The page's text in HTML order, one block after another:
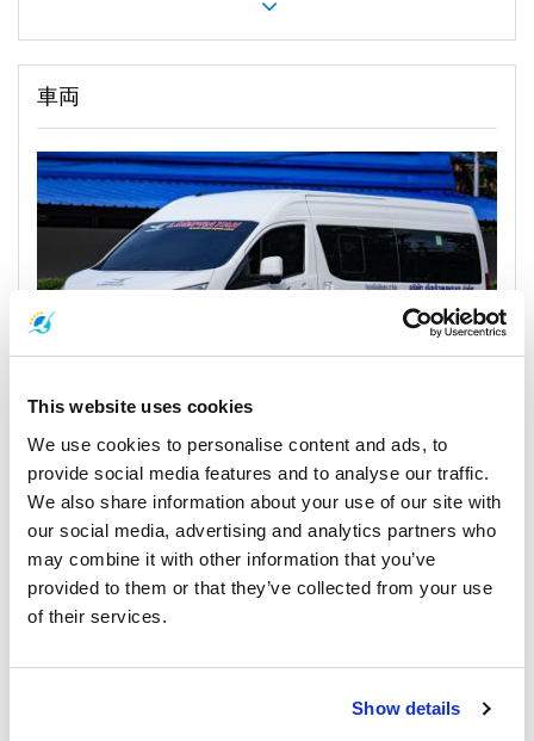
This website uses cookies
We use cookies to personalise content and ads, to
provide social media features and to analyse our traffic.
We also share information about your use of our site with
our social media, advertising and analytics partners who
may combine it with other information that you’ve
provided to them or that they’ve collected from your use
of their services.
Show details
車両
Shared Minivan